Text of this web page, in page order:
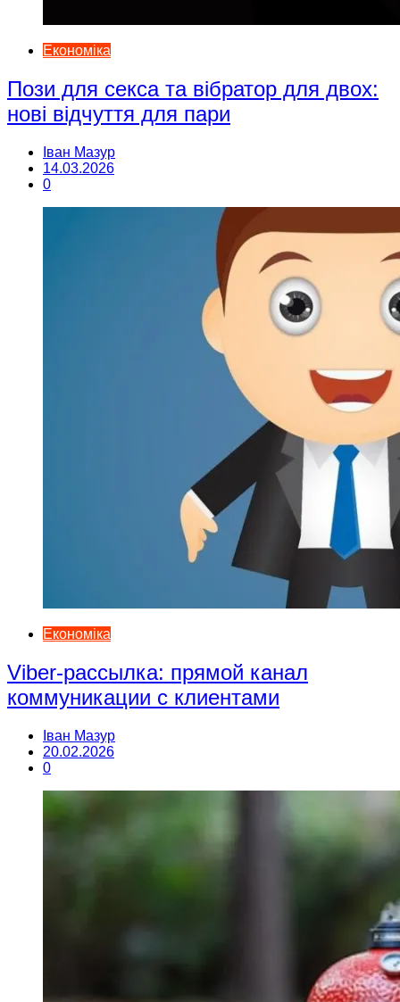
Економіка
Пози для секса та вібратор для двох:
нові відчуття для пари
Іван Мазур
14.03.2026
0
Економіка
Viber-рассылка: прямой канал
коммуникации с клиентами
Іван Мазур
20.02.2026
0